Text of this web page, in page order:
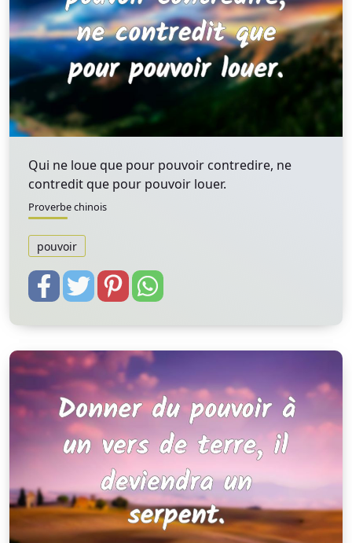
Qui ne loue que pour pouvoir contredire, ne
contredit que pour pouvoir louer.
Proverbe chinois
pouvoir